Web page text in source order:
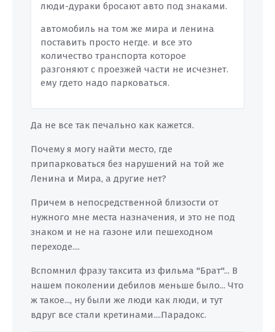
люди-дураки бросают авто под знаками.
автомобиль на том же мира и ленина
поставить просто негде. и все это
количество транспорта которое
разгоняют с проезжей части не исчезнет.
ему гдето надо парковаться.
Да не все так печально как кажется.
Почему я могу найти место, где
припарковаться без нарушений на той же
Ленина и Мира, а другие нет?
Причем в непосредственной близости от
нужного мне места назначения, и это не под
знаком и не на газоне или пешеходном
переходе....
Вспомнил фразу таксита из фильма "Брат"... В
нашем поколении дебилов меньше было... Что
ж такое..., ну были же люди как люди, и тут
вдруг все стали кретинами....Парадокс.